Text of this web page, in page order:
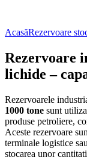
AcasăRezervoare
Rezervoare
lichide –
Rezervoarele
1000 tone sunt
produse petroliere,
Aceste rezervoare
terminale logistice
stocarea unor